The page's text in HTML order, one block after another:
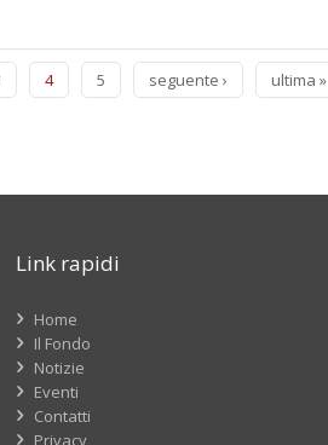
4 5 seguente › ultima »
Link rapidi
Home
Il Fondo
Notizie
Eventi
Contatti
Privacy